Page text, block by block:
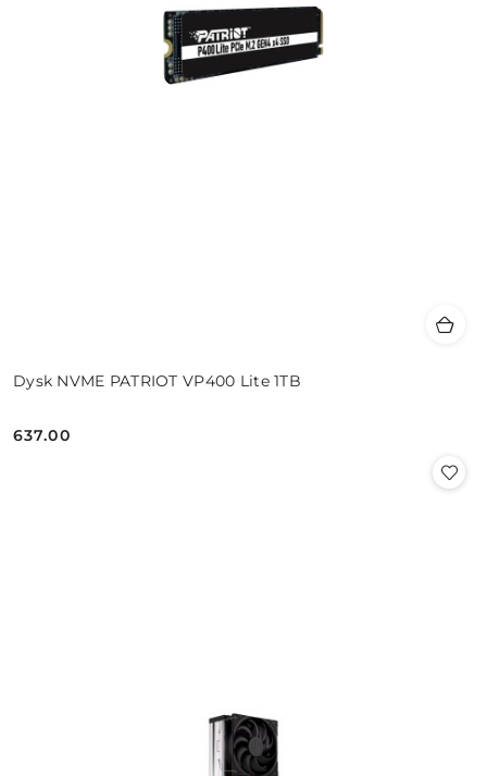
Dysk NVME PATRIOT VP400 Lite 1TB
Cena:
637.00